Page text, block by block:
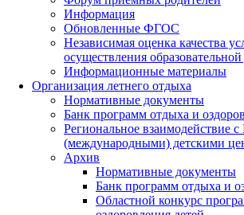
Информация
Обновленные ФГОС
Независимая оценка качества
осуществления образовательной
Информационные материалы
Организация летнего отдыха
Нормативные документы
Банк программ отдыха и
Региональное взаимодействие
(международными) детскими
Архив
Нормативные документы
Банк программ отдыха и
Областной конкурс